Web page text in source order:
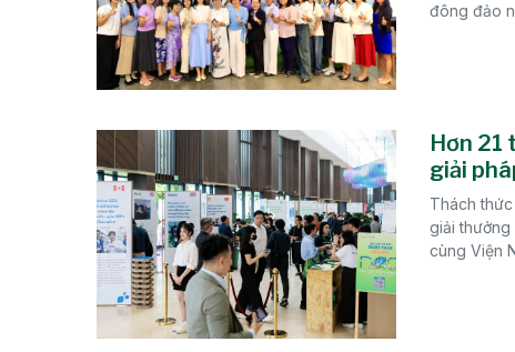
đông đảo
Hơn 21
giải
Thách
giải thưởng
cùng Viện